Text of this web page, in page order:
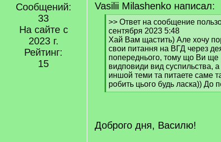
Сообщений:
33
На сайте с
2023 г.
Рейтинг:
15
Vasilii Milashenko написал:
[
q
]
>> Ответ на сообщение
сентября 2023 5:48
Хай Вам щастить) Але хочу
свои питання на ВГД через
попереднього, тому що Ви ще
видповиди вид суспильства,
иншой теми та питаете саме
робить цього будь ласка)) До
[
]
Доброго дня, Василю!